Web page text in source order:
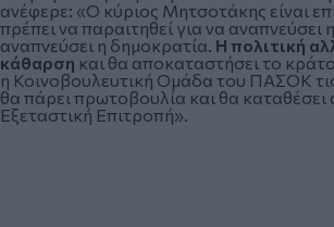
ανέφερε: «Ο κύριος Μητσοτάκης είναι
πρέπει να παραιτηθεί για να αναπνεύσει
αναπνεύσει η δημοκρατία. Η πολιτική
κάθαρση και θα αποκαταστήσει το
η Κοινοβουλευτική Ομάδα του ΠΑΣΟΚ
θα πάρει πρωτοβουλία και θα καταθέσει
Εξεταστική Επιτροπή».